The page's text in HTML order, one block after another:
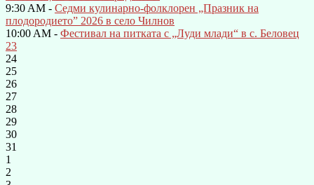
9:30 AM - Седми кулинарно-фолклорен „Празник на
плодородието” 2026 в село Чилнов
10:00 AM - Фестивал на питката с „Луди млади“ в с. Беловец
23
24
25
26
27
28
29
30
31
1
2